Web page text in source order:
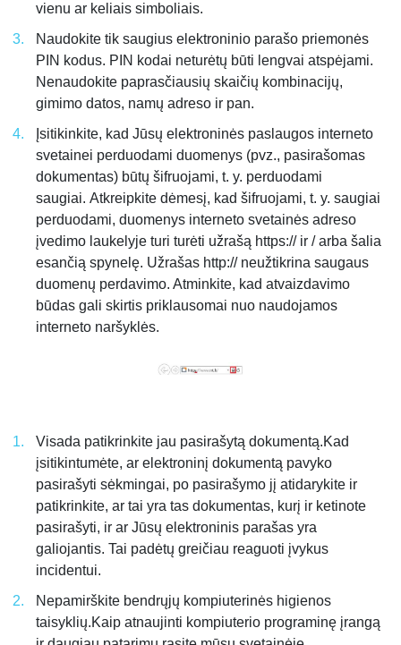
vienu ar keliais simboliais.
Naudokite tik saugius elektroninio parašo priemonės
PIN kodus. PIN kodai neturėtų būti lengvai atspėjami.
Nenaudokite paprasčiausių skaičių kombinacijų,
gimimo datos, namų adreso ir pan.
Įsitikinkite, kad Jūsų elektroninės paslaugos interneto
svetainei perduodami duomenys (pvz., pasirašomas
dokumentas) būtų šifruojami, t. y. perduodami
saugiai. Atkreipkite dėmesį, kad šifruojami, t. y. saugiai
perduodami, duomenys interneto svetainės adreso
įvedimo laukelyje turi turėti užrašą https:// ir / arba šalia
esančią spynelę. Užrašas http:// neužtikrina saugaus
duomenų perdavimo. Atminkite, kad atvaizdavimo
būdas gali skirtis priklausomai nuo naudojamos
interneto naršyklės.
Visada patikrinkite jau pasirašytą dokumentą.Kad
įsitikintumėte, ar elektroninį dokumentą pavyko
pasirašyti sėkmingai, po pasirašymo jį atidarykite ir
patikrinkite, ar tai yra tas dokumentas, kurį ir ketinote
pasirašyti, ir ar Jūsų elektroninis parašas yra
galiojantis. Tai padėtų greičiau reaguoti įvykus
incidentui.
Nepamirškite bendrųjų kompiuterinės higienos
taisyklių.Kaip atnaujinti kompiuterio programinę įrangą